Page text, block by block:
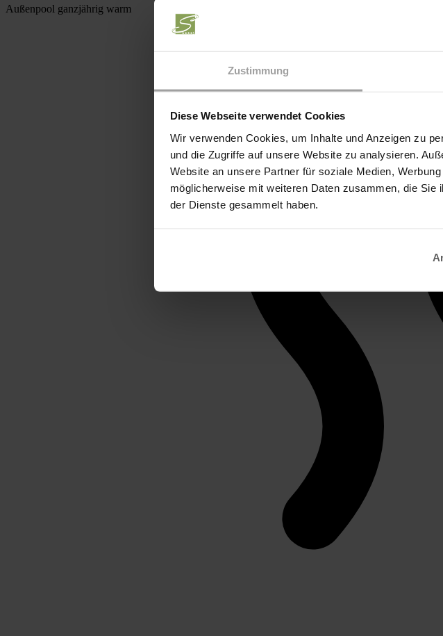
Zustimmung
Diese Webseite verwendet Cookies
Wir verwenden Cookies, um Inhalte und Anzeigen zu
und die Zugriffe auf unsere Website zu analysieren.
Website an unsere Partner für soziale Medien,
möglicherweise mit weiteren Daten zusammen, die
der Dienste gesammelt haben.
Außenpool ganzjährig warm